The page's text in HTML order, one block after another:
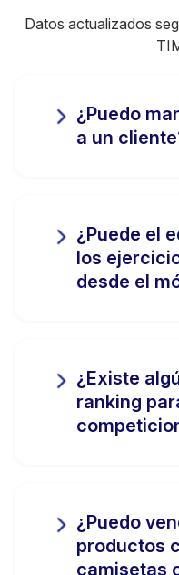
Datos actualizados
¿Puedo
a un
¿Puede el
los
desde el
¿Existe
ranking
¿Puedo
productos
camisetas